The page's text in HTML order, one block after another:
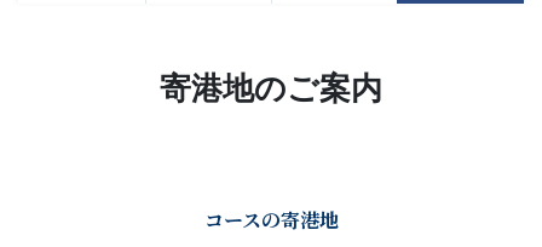
寄港地のご案内
コースの寄港地